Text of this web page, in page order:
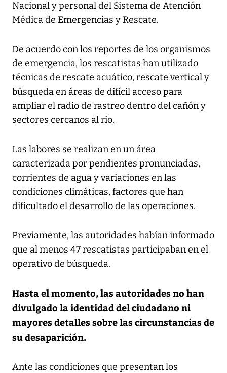
Nacional y personal del Sistema de Atención
Médica de Emergencias y Rescate.
De acuerdo con los reportes de los organismos
de emergencia, los rescatistas han utilizado
técnicas de rescate acuático, rescate vertical y
búsqueda en áreas de difícil acceso para
ampliar el radio de rastreo dentro del cañón y
sectores cercanos al río.
Las labores se realizan en un área
caracterizada por pendientes pronunciadas,
corrientes de agua y variaciones en las
condiciones climáticas, factores que han
dificultado el desarrollo de las operaciones.
Previamente, las autoridades habían informado
que al menos 47 rescatistas participaban en el
operativo de búsqueda.
Hasta el momento, las autoridades no han
divulgado la identidad del ciudadano ni
mayores detalles sobre las circunstancias de
su desaparición.
Ante las condiciones que presentan los